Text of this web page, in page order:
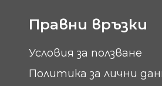
Правни връзки
Условия за ползване
Политика за лични